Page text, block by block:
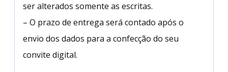
ser alterados somente as escritas.
– O prazo de entrega será contado após o
envio dos dados para a confecção do seu
convite digital.